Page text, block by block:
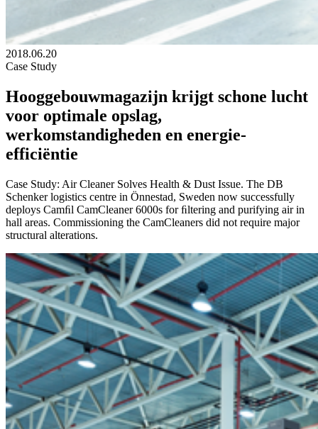
2018.06.20
Case Study
Hooggebouwmagazijn krijgt schone lucht
voor optimale opslag,
werkomstandigheden en energie-
efficiëntie
Case Study: Air Cleaner Solves Health & Dust Issue. The DB
Schenker logistics centre in Önnestad, Sweden now successfully
deploys Camﬁl CamCleaner 6000s for ﬁltering and purifying air in
hall areas. Commissioning the CamCleaners did not require major
structural alterations.